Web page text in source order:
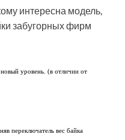
интересна модель,
забугорных фирм
уровень. (в отличии от
переключатель вес байка